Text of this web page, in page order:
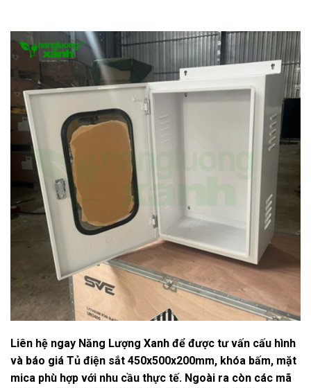
Liên hệ ngay Năng Lượng Xanh để được tư vấn cấu hình
và báo giá Tủ điện sắt 450x500x200mm, khóa bấm, mặt
mica phù hợp với nhu cầu thực tế. Ngoài ra còn các mã